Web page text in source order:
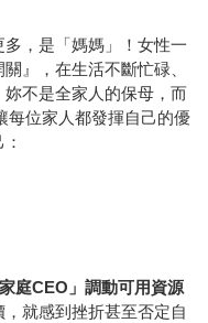
，是「媽媽」！女性一
』，在生活不斷忙碌、
不是全家人的保母，而
每位家人都發揮自己的優
庭CEO」調動可用資源
就感到挫折甚至否定自